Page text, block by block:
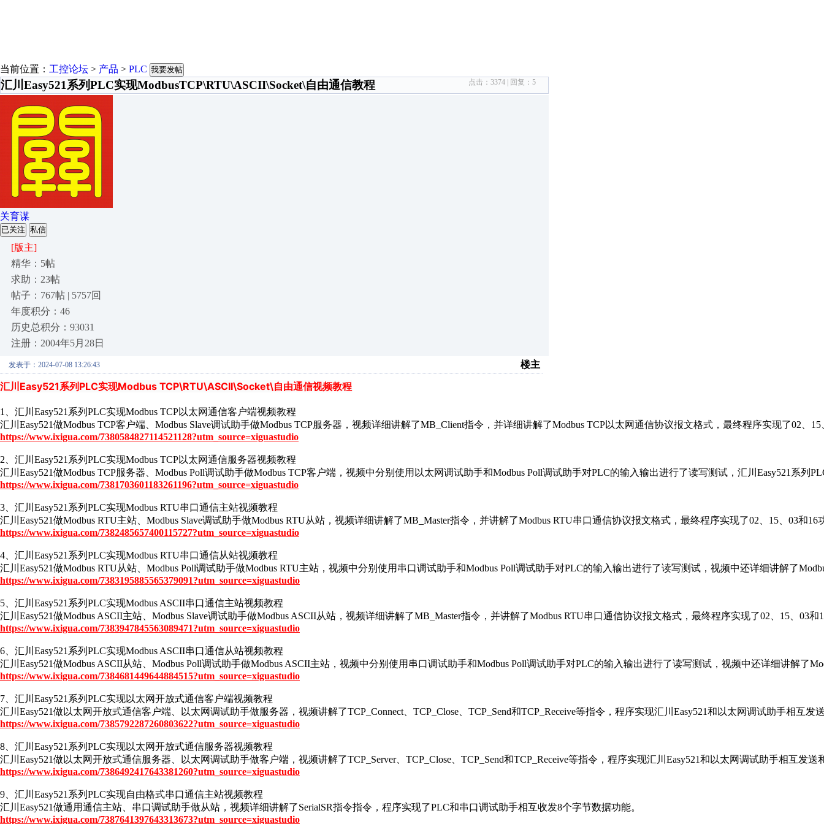
当前位置： 工控论坛 > 产品 > PLC 我要发帖
汇川Easy521系列PLC实现ModbusTCP\RTU\ASCII\Socket\自由通信教程 点击： 3374 | 回复： 5
关育谋
已关注 私信
[版主]
精华：5帖
求助：23帖
帖子：767帖 | 5757回
年度积分：46
历史总积分：93031
注册：2004年5月28日
发表于：2024-07-08 13:26:43 楼主
汇川Easy521系列PLC实现Modbus TCP\RTU\ASCII\Socket\自由通信视频教程
1、汇川Easy521系列PLC实现Modbus TCP以太网通信客户端视频教程
汇川Easy521做Modbus TCP客户端、Modbus Slave调试助手做Modbus TCP服务器，视频详细讲解了MB_Client指令，并详细讲解了Modbus TCP以太网通信协议报文格式，最终程序实现了02、
https://www.ixigua.com/7380584827114521128?utm_source=xiguastudio
2、汇川Easy521系列PLC实现Modbus TCP以太网通信服务器视频教程
汇川Easy521做Modbus TCP服务器、Modbus Poll调试助手做Modbus TCP客户端，视频中分别使用以太网调试助手和Modbus Poll调试助手对PLC的输入输出进行了读写测试，汇川Easy521系
https://www.ixigua.com/7381703601183261196?utm_source=xiguastudio
3、汇川Easy521系列PLC实现Modbus RTU串口通信主站视频教程
汇川Easy521做Modbus RTU主站、Modbus Slave调试助手做Modbus RTU从站，视频详细讲解了MB_Master指令，并讲解了Modbus RTU串口通信协议报文格式，最终程序实现了02、15、03和16
https://www.ixigua.com/7382485657400115727?utm_source=xiguastudio
4、汇川Easy521系列PLC实现Modbus RTU串口通信从站视频教程
汇川Easy521做Modbus RTU从站、Modbus Poll调试助手做Modbus RTU主站，视频中分别使用串口调试助手和Modbus Poll调试助手对PLC的输入输出进行了读写测试，视频中还详细讲解了
https://www.ixigua.com/7383195885565379091?utm_source=xiguastudio
5、汇川Easy521系列PLC实现Modbus ASCII串口通信主站视频教程
汇川Easy521做Modbus ASCII主站、Modbus Slave调试助手做Modbus ASCII从站，视频详细讲解了MB_Master指令，并讲解了Modbus RTU串口通信协议报文格式，最终程序实现了02、15、03和
https://www.ixigua.com/7383947845563089471?utm_source=xiguastudio
6、汇川Easy521系列PLC实现Modbus ASCII串口通信从站视频教程
汇川Easy521做Modbus ASCII从站、Modbus Poll调试助手做Modbus ASCII主站，视频中分别使用串口调试助手和Modbus Poll调试助手对PLC的输入输出进行了读写测试，视频中还详细讲解了
https://www.ixigua.com/7384681449644884515?utm_source=xiguastudio
7、汇川Easy521系列PLC实现以太网开放式通信客户端视频教程
汇川Easy521做以太网开放式通信客户端、以太网调试助手做服务器，视频讲解了TCP_Connect、TCP_Close、TCP_Send和TCP_Receive等指令，程序实现汇川Easy521和以太网调试助手相互发
https://www.ixigua.com/7385792287260803622?utm_source=xiguastudio
8、汇川Easy521系列PLC实现以太网开放式通信服务器视频教程
汇川Easy521做以太网开放式通信服务器、以太网调试助手做客户端，视频讲解了TCP_Server、TCP_Close、TCP_Send和TCP_Receive等指令，程序实现汇川Easy521和以太网调试助手相互发
https://www.ixigua.com/7386492417643381260?utm_source=xiguastudio
9、汇川Easy521系列PLC实现自由格式串口通信主站视频教程
汇川Easy521做通用通信主站、串口调试助手做从站，视频详细讲解了SerialSR指令指令，程序实现了PLC和串口调试助手相互收发8个字节数据功能。
https://www.ixigua.com/7387641397643313673?utm_source=xiguastudio